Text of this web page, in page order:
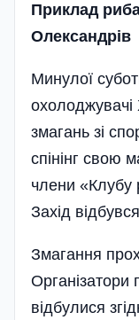
Приклад
Олександрів
Минулої
змагань зі
спінінг свою
члени
Захід
Змагання
Організатори
відбулися